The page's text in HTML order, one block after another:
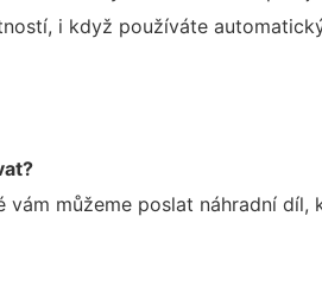
i když používáte
můžeme poslat náhradní